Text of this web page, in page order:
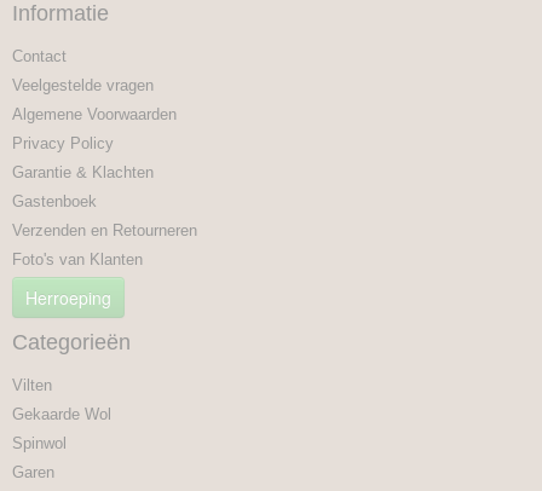
Informatie
Contact
Veelgestelde vragen
Algemene Voorwaarden
Privacy Policy
Garantie & Klachten
Gastenboek
Verzenden en Retourneren
Foto's van Klanten
Herroeping
Categorieën
Vilten
Gekaarde Wol
Spinwol
Garen